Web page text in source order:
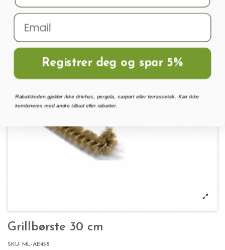
Grillbørste 30 cm
SKU: ML-AE458
Registrer deg og spar 5%
Rabattkoden gjelder ikke drivhus, pergola, carport eller terrassetak. Kan ikke
kombineres med andre tilbud eller rabatter.